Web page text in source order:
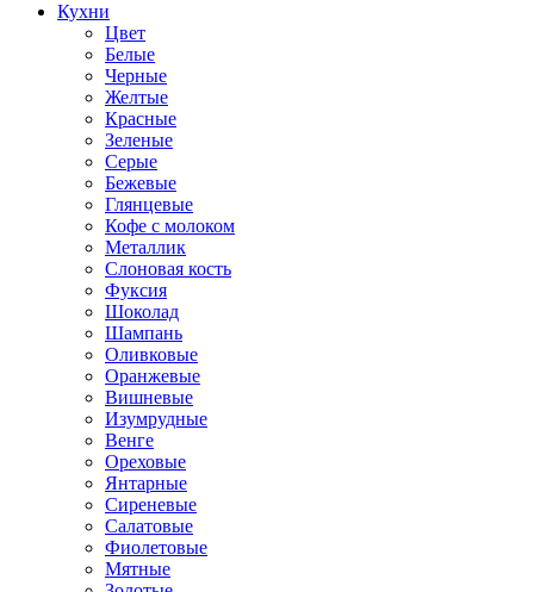
Кухни
Цвет
Белые
Черные
Желтые
Красные
Зеленые
Серые
Бежевые
Глянцевые
Кофе с молоком
Металлик
Слоновая кость
Фуксия
Шоколад
Шампань
Оливковые
Оранжевые
Вишневые
Изумрудные
Венге
Ореховые
Янтарные
Сиреневые
Салатовые
Фиолетовые
Мятные